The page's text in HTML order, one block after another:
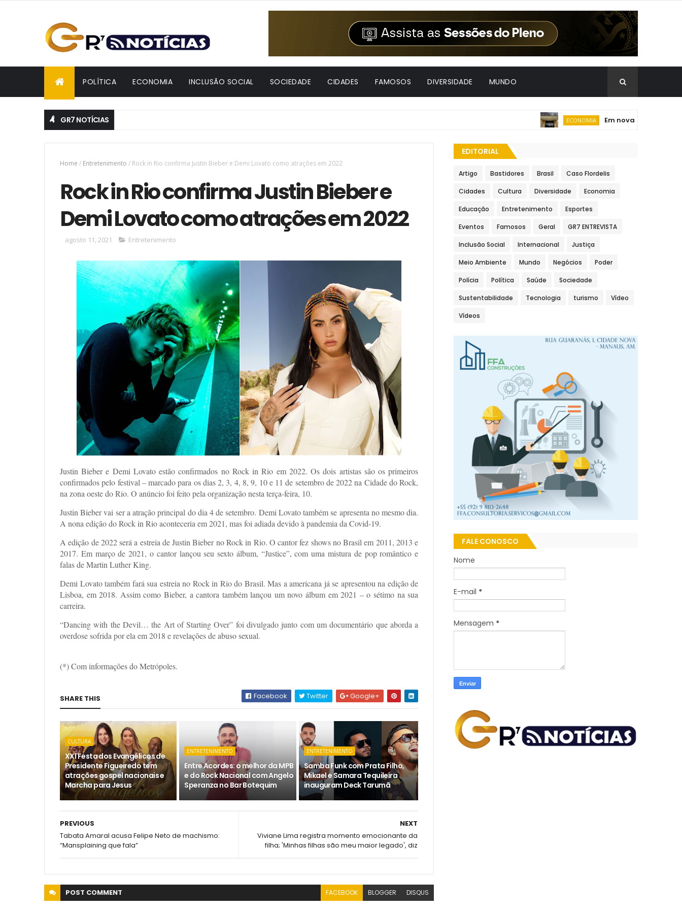
POLÍTICA ECONOMIA INCLUSÃO SOCIAL SOCIEDADE CIDADES FAMOSOS DIVERSIDADE MUNDO
GR7 NOTÍCIAS ECONOMIA Em nova redução,
Home / Entretenimento / Rock in Rio confirma Justin Bieber e Demi Lovato como atrações em 2022
Rock in Rio confirma Justin Bieber e
Demi Lovato como atrações em 2022
agosto 11, 2021 Entretenimento
Justin Bieber e Demi Lovato estão confirmados no Rock in Rio em 2022. Os dois artistas são os primeiros
confirmados pelo festival – marcado para os dias 2, 3, 4, 8, 9, 10 e 11 de setembro de 2022 na Cidade do Rock,
na zona oeste do Rio. O anúncio foi feito pela organização nesta terça-feira, 10.
Justin Bieber vai ser a atração principal do dia 4 de setembro. Demi Lovato também se apresenta no mesmo dia.
A nona edição do Rock in Rio aconteceria em 2021, mas foi adiada devido à pandemia da Covid-19.
A edição de 2022 será a estreia de Justin Bieber no Rock in Rio. O cantor fez shows no Brasil em 2011, 2013 e
2017. Em março de 2021, o cantor lançou seu sexto álbum, “Justice”, com uma mistura de pop romântico e
falas de Martin Luther King.
Demi Lovato também fará sua estreia no Rock in Rio do Brasil. Mas a americana já se apresentou na edição de
Lisboa, em 2018. Assim como Bieber, a cantora também lançou um novo álbum em 2021 – o sétimo na sua
carreira.
“Dancing with the Devil… the Art of Starting Over” foi divulgado junto com um documentário que aborda a
overdose sofrida por ela em 2018 e revelações de abuso sexual.
(*) Com informações do Metrópoles.
SHARE THIS Facebook Twitter Google+
CULTURA
XXI Festa dos Evangélicos de
Presidente Figueiredo tem
atrações gospel nacionais e
Marcha para Jesus
ENTRETENIMENTO
Entre Acordes: o melhor da MPB
e do Rock Nacional com Angelo
Speranza no Bar Botequim
ENTRETENIMENTO
Samba Funk com Prata Filho,
Mikael e Samara Tequileira
inauguram Deck Tarumã
NEXT
Viviane Lima registra momento emocionante da
filha; 'Minhas filhas são meu maior legado', diz
PREVIOUS
Tabata Amaral acusa Felipe Neto de machismo:
“Mansplaining que fala”
POST COMMENT FACEBOOK BLOGGER DISQUS
EDITORIAL
Artigo Bastidores Brasil Caso Flordelis
Cidades Cultura Diversidade Economia
Educação Entretenimento Esportes
Eventos Famosos Geral GR7 ENTREVISTA
Inclusão Social Internacional Justiça
Meio Ambiente Mundo Negócios Poder
Polícia Política Saúde Sociedade
Sustentabilidade Tecnologia turismo Vídeo
Vídeos
FALE CONOSCO
Nome
E-mail *
Mensagem *